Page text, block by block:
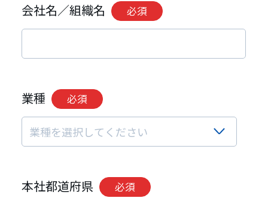
会社名／組織名 必須
業種 必須
本社都道府県 必須